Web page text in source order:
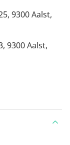
9300 Aalst,
9300 Aalst,